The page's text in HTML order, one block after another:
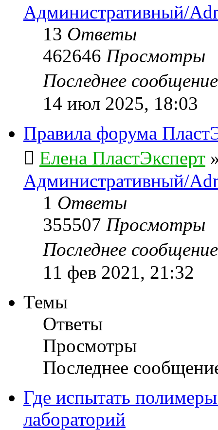
Административный/
13 Ответы
462646 Просмотры
Последнее
14 июл 2025, 18:03
Правила форума
Елена ПластЭксперт
Административный/
1 Ответы
355507 Просмотры
Последнее
11 фев 2021, 21:32
Темы
Ответы
Просмотры
Последнее
Где испытать
лабораторий